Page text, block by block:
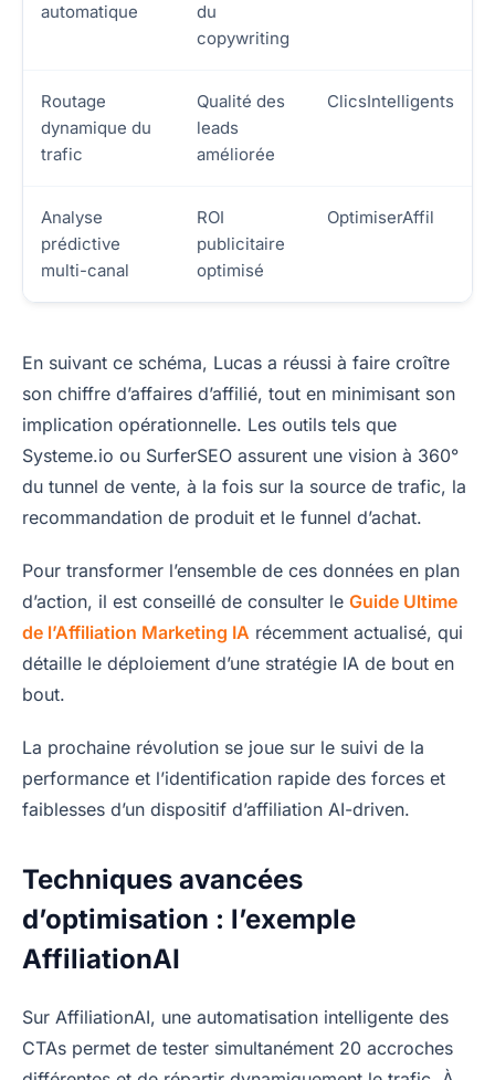
automatique
du
copywriting
Routage
dynamique du
trafic
Qualité des
leads
améliorée
ClicsIntelligents
Analyse
prédictive
multi-canal
ROI
publicitaire
optimisé
OptimiserAffil
En suivant ce schéma, Lucas a réussi à faire croître
son chiffre d’affaires d’affilié, tout en minimisant son
implication opérationnelle. Les outils tels que
Systeme.io ou SurferSEO assurent une vision à 360°
du tunnel de vente, à la fois sur la source de trafic, la
recommandation de produit et le funnel d’achat.
Pour transformer l’ensemble de ces données en plan
d’action, il est conseillé de consulter le Guide Ultime
de l’Affiliation Marketing IA récemment actualisé, qui
détaille le déploiement d’une stratégie IA de bout en
bout.
La prochaine révolution se joue sur le suivi de la
performance et l’identification rapide des forces et
faiblesses d’un dispositif d’affiliation AI-driven.
Techniques avancées
d’optimisation : l’exemple
AffiliationAI
Sur AffiliationAI, une automatisation intelligente des
CTAs permet de tester simultanément 20 accroches